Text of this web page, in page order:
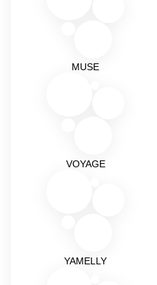
MUSE
VOYAGE
YAMELLY